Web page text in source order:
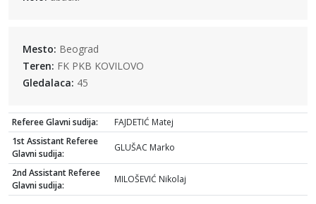
Mesto: Beograd
Teren: FK PKB KOVILOVO
Gledalaca: 45
Referee Glavni sudija:
FAJDETIĆ Matej
1st Assistant Referee
Glavni sudija:
GLUŠAC Marko
2nd Assistant Referee
Glavni sudija:
MILOŠEVIĆ Nikolaj